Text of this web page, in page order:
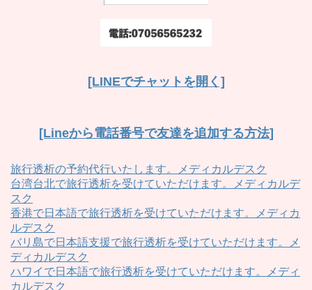
[LINEでチャットを開く]
[Lineから電話番号で友達を追加する方法]
旅行透析の予約代行いたします。メディカルデスク
台湾台北で旅行透析を受けていただけます。メディカルデ
スク
香港で日本語で旅行透析を受けていただけます。メディカ
ルデスク
バリ島で日本語支援で旅行透析を受けていただけます。メ
ディカルデスク
ハワイで日本語で旅行透析を受けていただけます。メディ
カルデスク